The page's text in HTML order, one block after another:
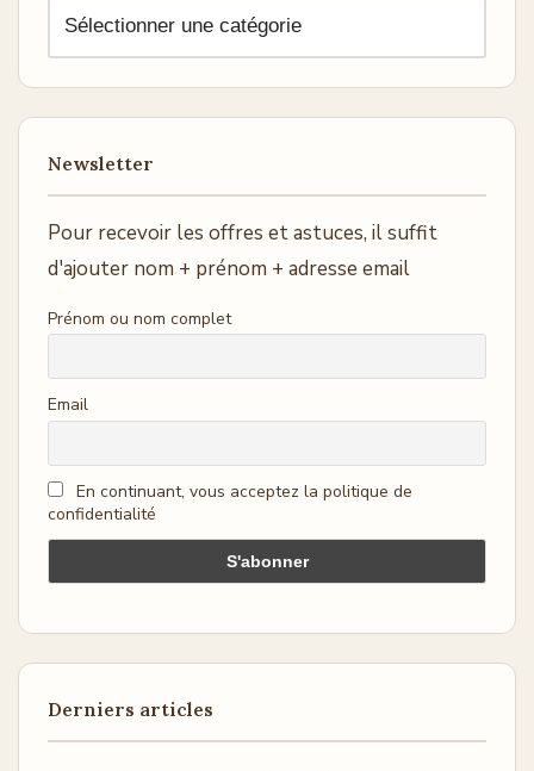
Newsletter
Pour recevoir les offres et astuces, il suffit
d'ajouter nom + prénom + adresse email
Prénom ou nom complet
Email
En continuant, vous acceptez la politique de
confidentialité
Derniers articles